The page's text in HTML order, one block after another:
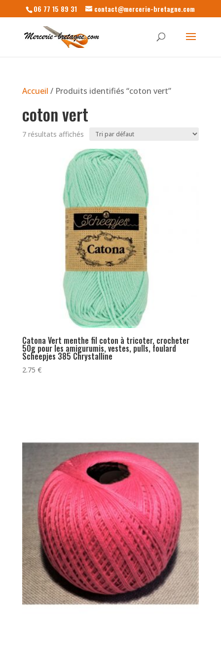
06 77 15 89 31 contact@mercerie-bretagne.com
Accueil / Produits identifiés “coton vert”
coton vert
7 résultats affichés
Catona Vert menthe fil coton à tricoter, crocheter
50g pour les amigurumis, vestes, pulls, foulard
Scheepjes 385 Chrystalline
2.75 €